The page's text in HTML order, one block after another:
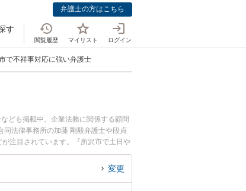
弁護士の方はこちら
す
閲覧履歴 マイリスト ログイン
で不祥事対応に強い弁護士
ども掲載中。企業法務に関係する顧問
法律事務所の加藤 剛毅弁護士や段貞
注目されています。『所沢市で土日や
』『初回相談無料で不祥事対応を法律
変更